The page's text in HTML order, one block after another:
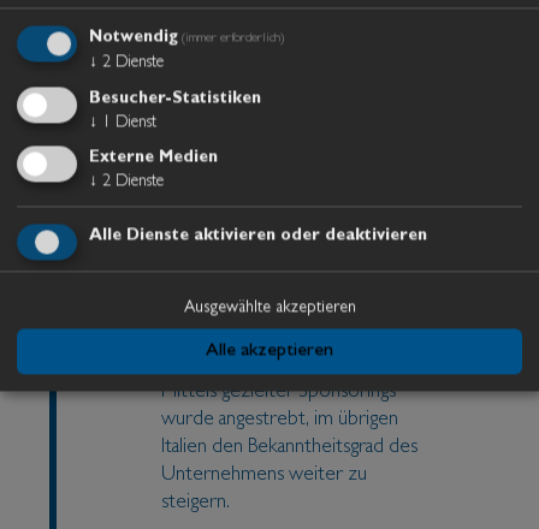
1993
Dadurch, dass unser
Brennergrenze hinaus ein Begriff
logistischer Überlegung 1993
eine Zweigstelle in Deutschland.
20 Angestellte und die Nachfrage
und der Betrieb wuchsen ständig.
1993 -1998
Mittels gezielter Sponsorings
wurde angestrebt, im übrigen
Italien den Bekanntheitsgrad des
Unternehmens weiter zu
steigern.
Notwendig (immer erforderlich)
↓ 2 Dienste
Besucher-Statistiken
↓
1 Dienst
Externe Medien
↓ 2 Dienste
Alle Dienste aktivieren oder deaktivieren
Ausgewählte akzeptieren
Alle akzeptieren